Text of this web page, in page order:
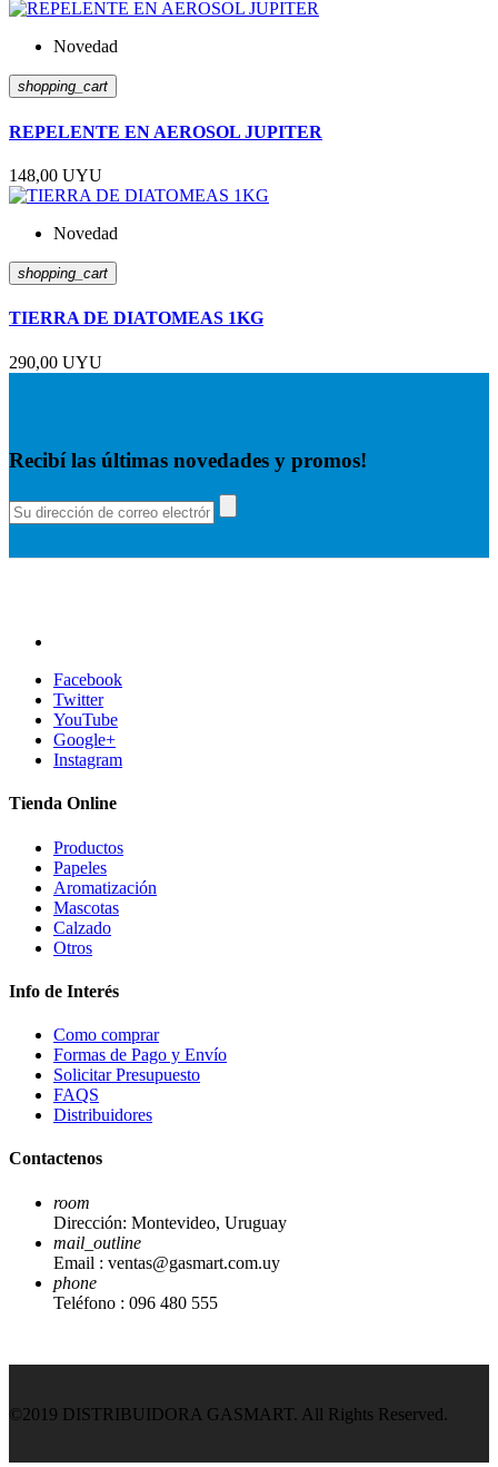
Novedad
shopping_cart
REPELENTE EN AEROSOL JUPITER
148,00 UYU
Novedad
shopping_cart
TIERRA DE DIATOMEAS 1KG
290,00 UYU
Recibí las últimas novedades y promos!
Facebook
Twitter
YouTube
Google+
Instagram
Tienda Online
Productos
Papeles
Aromatización
Mascotas
Calzado
Otros
Info de Interés
Como comprar
Formas de Pago y Envío
Solicitar Presupuesto
FAQS
Distribuidores
Contactenos
room
Dirección: Montevideo, Uruguay
mail_outline
Email : ventas@gasmart.com.uy
phone
Teléfono : 096 480 555
©2019 DISTRIBUIDORA GASMART. All Rights Reserved.